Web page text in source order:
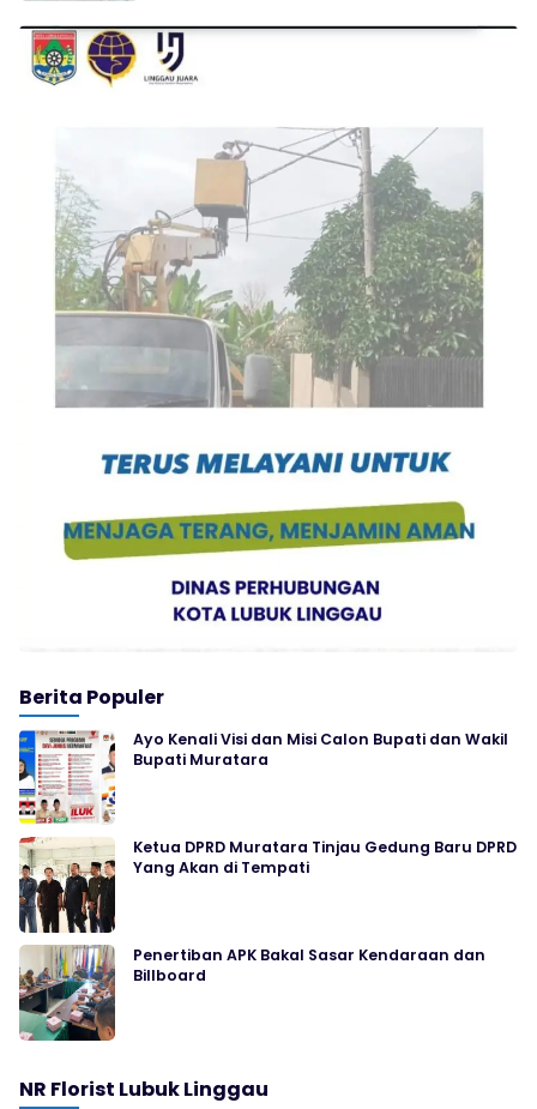
Berita Populer
Ayo Kenali Visi dan Misi Calon Bupati dan Wakil
Bupati Muratara
Ketua DPRD Muratara Tinjau Gedung Baru DPRD
Yang Akan di Tempati
Penertiban APK Bakal Sasar Kendaraan dan
Billboard
NR Florist Lubuk Linggau